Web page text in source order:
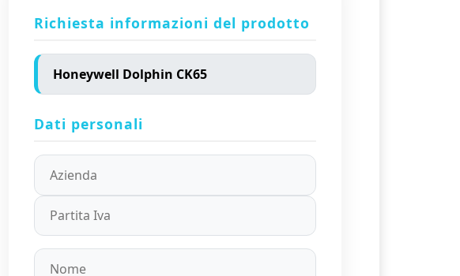
Richiesta informazioni del prodotto
Dati personali